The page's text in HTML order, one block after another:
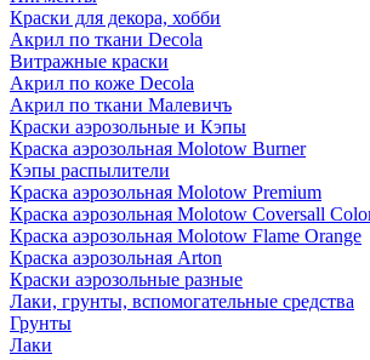
Краски для декора, хобби
Акрил по ткани Decola
Витражные краски
Акрил по коже Decola
Акрил по ткани Малевичъ
Краски аэрозольные и Кэпы
Краска аэрозольная Molotow Burner
Кэпы распылители
Краска аэрозольная Molotow Premium
Краска аэрозольная Molotow Coversall
Краска аэрозольная Molotow Flame Orange
Краска аэрозольная Arton
Краски аэрозольные разные
Лаки, грунты, вспомогательные средства
Грунты
Лаки